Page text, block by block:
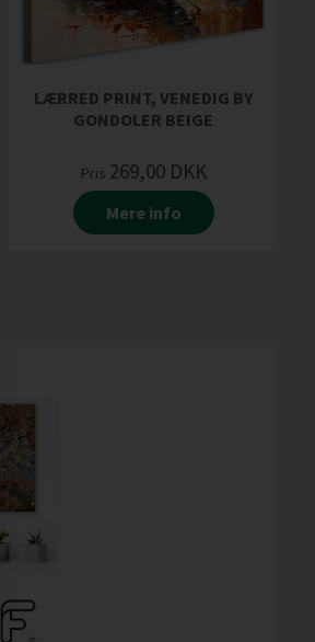
LÆRRED PRINT, VENEDIG BY
GONDOLER BEIGE
Pris 269,00 DKK
Mere info